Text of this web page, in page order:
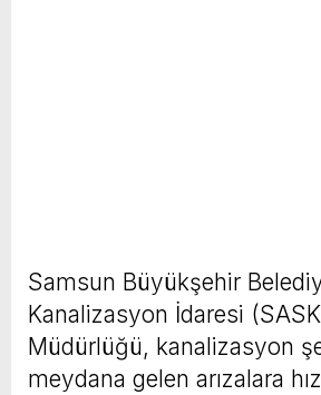
Samsun Büyükşehir
Kanalizasyon İdaresi
Müdürlüğü, kanalizasyon
meydana gelen arızalara